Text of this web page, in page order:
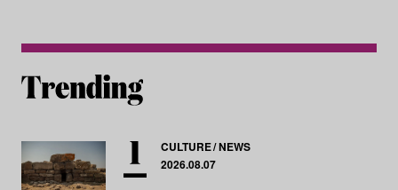
CULTURE NEWS
2026.08.07